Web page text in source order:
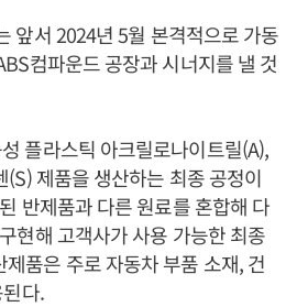
앞서 2024년 5월 본격적으로 가동
컴파운드 공장과 시너지를 낼 것
플라스틱 아크릴로나이트릴(A),
제품을 생산하는 최종 공정이
반제품과 다른 원료를 혼합해 다
현해 고객사가 사용 가능한 최종
품은 주로 자동차 부품 소재, 건
다.